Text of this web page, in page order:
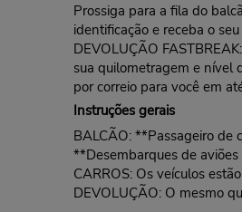
Prossiga para a fila do
identificação e receba o
DEVOLUÇÃO
sua quilometragem e nível
por correio para você em
Instruções gerais
BALCÃO: **Passageiro de
**Desembarques de
CARROS: Os veículos
DEVOLUÇÃO: O mesmo